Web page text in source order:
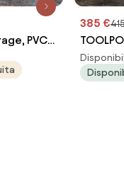
PVC
385 €
Telo in
-